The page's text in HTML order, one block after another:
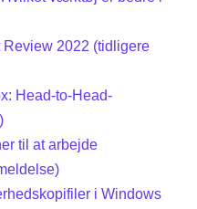
2022 (tidligere
Head-to-Head-
til at arbejde
i Windows